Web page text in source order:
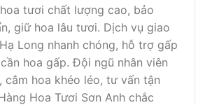
tươi chất lượng cao, bảo
giữ hoa lâu tươi. Dịch vụ giao
Long nhanh chóng, hỗ trợ gấp
hoa gấp. Đội ngũ nhân viên
cắm hoa khéo léo, tư vấn tận
Hoa Tươi Sơn Anh chắc